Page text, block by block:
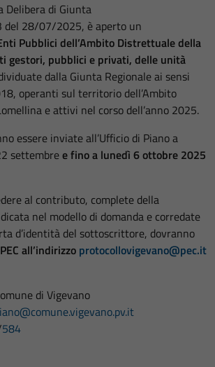
Delibera di Giunta
del 28/07/2025, è aperto un
Pubblici dell’Ambito Distrettuale della
gestori, pubblici e privati, delle unità
dalla Giunta Regionale ai sensi
operanti sul territorio dell’Ambito
e attivi nel corso dell’anno 2025.
essere inviate all’Ufficio di Piano a
settembree fino a lunedì 6 ottobre 2025
al contributo, complete della
nel modello di domanda e corredate
d’identità del sottoscrittore, dovranno
all’indirizzo protocollovigevano@pec.it
di Vigevano
584